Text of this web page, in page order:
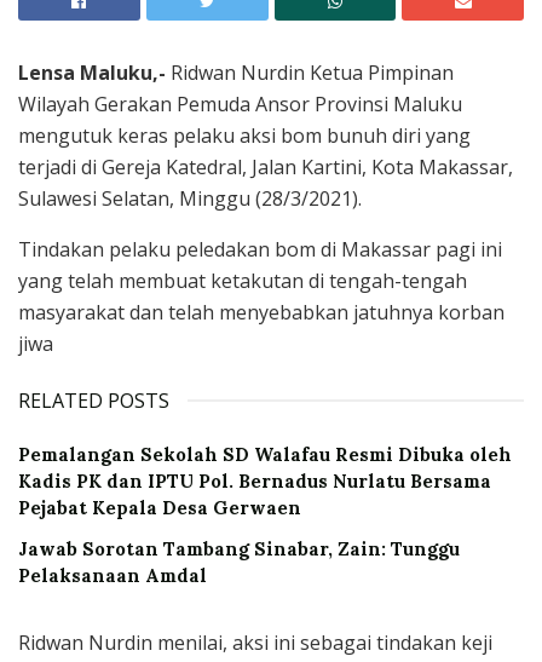
Lensa Maluku,- Ridwan Nurdin Ketua Pimpinan
Wilayah Gerakan Pemuda Ansor Provinsi Maluku
mengutuk keras pelaku aksi bom bunuh diri yang
terjadi di Gereja Katedral, Jalan Kartini, Kota Makassar,
Sulawesi Selatan, Minggu (28/3/2021).
Tindakan pelaku peledakan bom di Makassar pagi ini
yang telah membuat ketakutan di tengah-tengah
masyarakat dan telah menyebabkan jatuhnya korban
jiwa
RELATED POSTS
Pemalangan Sekolah SD Walafau Resmi Dibuka oleh
Kadis PK dan IPTU Pol. Bernadus Nurlatu Bersama
Pejabat Kepala Desa Gerwaen
Jawab Sorotan Tambang Sinabar, Zain: Tunggu
Pelaksanaan Amdal
Ridwan Nurdin menilai, aksi ini sebagai tindakan keji